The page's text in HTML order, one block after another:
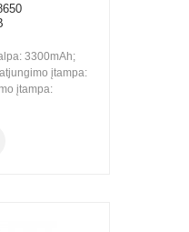
3300mAh;
įtampa:
įtampa: